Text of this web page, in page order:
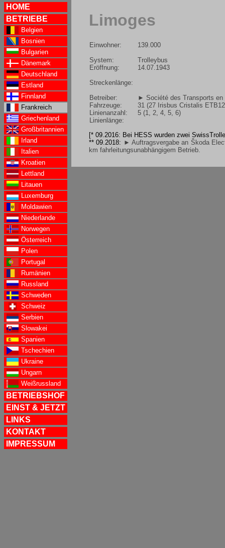
HOME
BETRIEBE
Belgien
Bosnien
Bulgarien
Dänemark
Deutschland
Estland
Finnland
Frankreich
Griechenland
Großbritannien
Irland
Italien
Kroatien
Lettland
Litauen
Luxemburg
Moldawien
Niederlande
Norwegen
Österreich
Polen
Portugal
Rumänien
Russland
Schweden
Schweiz
Serbien
Slowakei
Spanien
Tschechien
Ukraine
Ungarn
Weißrussland
BETRIEBSHOF
EINST & JETZT
LINKS
KONTAKT
IMPRESSUM
Limoges
Einwohner:
System:
Eröffnung:
Streckenlänge:
Betreiber:
Fahrzeuge:
Linienanzahl:
Linienlänge:
139.000
Trolleybus
14.07.1943
► Société des Transports en
31 (27 Irisbus Cristalis
5 (1, 2, 4, 5, 6)
[* 09.2016: Bei HESS wurden zwei
** 09.2018: ► Auftragsvergabe an Škoda
km fahrleitungsunabhängigem Betrieb.